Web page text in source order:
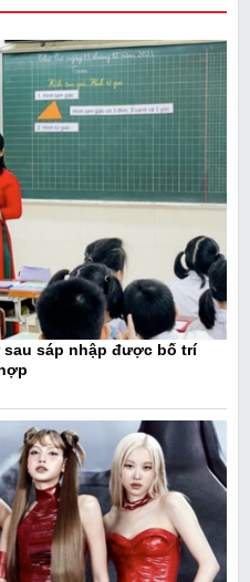
sáp nhập được bố trí